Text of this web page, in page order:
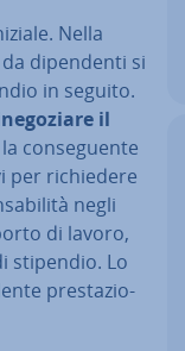
Nella
di­pen­den­ti si
in seguito.
il
con­se­guen­te
per ri­chie­de­re
negli
di lavoro,
stipendio. Lo
pre­sta­zio­